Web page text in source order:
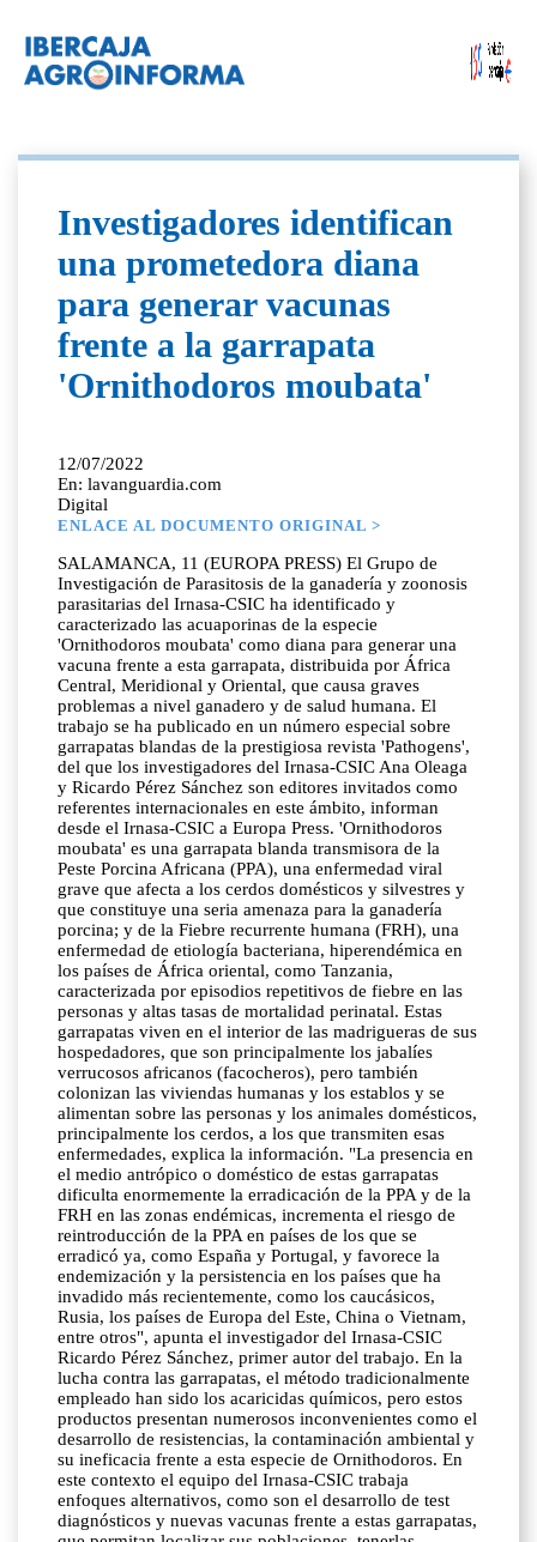
Investigadores identifican
una prometedora diana
para generar vacunas
frente a la garrapata
'Ornithodoros moubata'
12/07/2022
En: lavanguardia.com
Digital
ENLACE AL DOCUMENTO ORIGINAL >
SALAMANCA, 11 (EUROPA PRESS) El Grupo de
Investigación de Parasitosis de la ganadería y zoonosis
parasitarias del Irnasa-CSIC ha identificado y
caracterizado las acuaporinas de la especie
'Ornithodoros moubata' como diana para generar una
vacuna frente a esta garrapata, distribuida por África
Central, Meridional y Oriental, que causa graves
problemas a nivel ganadero y de salud humana. El
trabajo se ha publicado en un número especial sobre
garrapatas blandas de la prestigiosa revista 'Pathogens',
del que los investigadores del Irnasa-CSIC Ana Oleaga
y Ricardo Pérez Sánchez son editores invitados como
referentes internacionales en este ámbito, informan
desde el Irnasa-CSIC a Europa Press. 'Ornithodoros
moubata' es una garrapata blanda transmisora de la
Peste Porcina Africana (PPA), una enfermedad viral
grave que afecta a los cerdos domésticos y silvestres y
que constituye una seria amenaza para la ganadería
porcina; y de la Fiebre recurrente humana (FRH), una
enfermedad de etiología bacteriana, hiperendémica en
los países de África oriental, como Tanzania,
caracterizada por episodios repetitivos de fiebre en las
personas y altas tasas de mortalidad perinatal. Estas
garrapatas viven en el interior de las madrigueras de sus
hospedadores, que son principalmente los jabalíes
verrucosos africanos (facocheros), pero también
colonizan las viviendas humanas y los establos y se
alimentan sobre las personas y los animales domésticos,
principalmente los cerdos, a los que transmiten esas
enfermedades, explica la información. "La presencia en
el medio antrópico o doméstico de estas garrapatas
dificulta enormemente la erradicación de la PPA y de la
FRH en las zonas endémicas, incrementa el riesgo de
reintroducción de la PPA en países de los que se
erradicó ya, como España y Portugal, y favorece la
endemización y la persistencia en los países que ha
invadido más recientemente, como los caucásicos,
Rusia, los países de Europa del Este, China o Vietnam,
entre otros", apunta el investigador del Irnasa-CSIC
Ricardo Pérez Sánchez, primer autor del trabajo. En la
lucha contra las garrapatas, el método tradicionalmente
empleado han sido los acaricidas químicos, pero estos
productos presentan numerosos inconvenientes como el
desarrollo de resistencias, la contaminación ambiental y
su ineficacia frente a esta especie de Ornithodoros. En
este contexto el equipo del Irnasa-CSIC trabaja
enfoques alternativos, como son el desarrollo de test
diagnósticos y nuevas vacunas frente a estas garrapatas,